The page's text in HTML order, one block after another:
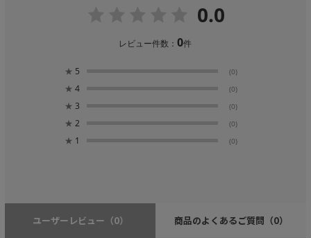
0.0
レビュー件数：0件
★ 5 (0)
★ 4 (0)
★ 3 (0)
★ 2 (0)
★ 1 (0)
ユーザーレビュー （0） 商品のよくあるご質問 （0）